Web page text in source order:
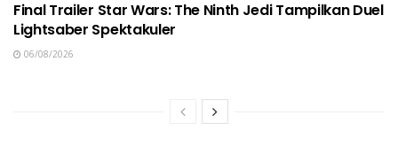
Final Trailer Star Wars: The Ninth Jedi Tampilkan Duel
Lightsaber Spektakuler
06/08/2026